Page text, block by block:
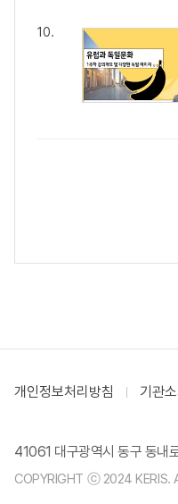
10.
개인정보처리방침 기관
41061 대구광역시 동구 동내
COPYRIGHT ⓒ 2024 KERIS.